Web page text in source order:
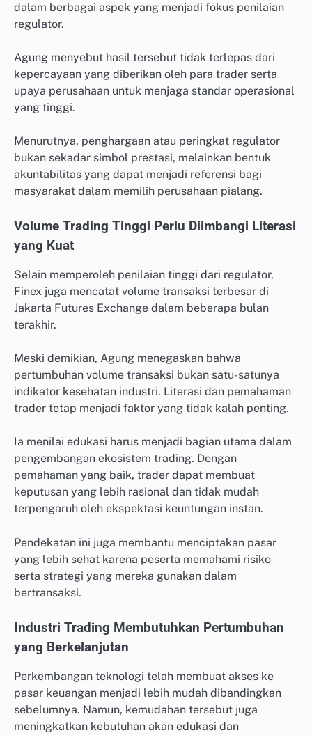
dalam berbagai aspek yang menjadi fokus penilaian
regulator.
Agung menyebut hasil tersebut tidak terlepas dari
kepercayaan yang diberikan oleh para trader serta
upaya perusahaan untuk menjaga standar operasional
yang tinggi.
Menurutnya, penghargaan atau peringkat regulator
bukan sekadar simbol prestasi, melainkan bentuk
akuntabilitas yang dapat menjadi referensi bagi
masyarakat dalam memilih perusahaan pialang.
Volume Trading Tinggi Perlu Diimbangi Literasi
yang Kuat
Selain memperoleh penilaian tinggi dari regulator,
Finex juga mencatat volume transaksi terbesar di
Jakarta Futures Exchange dalam beberapa bulan
terakhir.
Meski demikian, Agung menegaskan bahwa
pertumbuhan volume transaksi bukan satu-satunya
indikator kesehatan industri. Literasi dan pemahaman
trader tetap menjadi faktor yang tidak kalah penting.
Ia menilai edukasi harus menjadi bagian utama dalam
pengembangan ekosistem trading. Dengan
pemahaman yang baik, trader dapat membuat
keputusan yang lebih rasional dan tidak mudah
terpengaruh oleh ekspektasi keuntungan instan.
Pendekatan ini juga membantu menciptakan pasar
yang lebih sehat karena peserta memahami risiko
serta strategi yang mereka gunakan dalam
bertransaksi.
Industri Trading Membutuhkan Pertumbuhan
yang Berkelanjutan
Perkembangan teknologi telah membuat akses ke
pasar keuangan menjadi lebih mudah dibandingkan
sebelumnya. Namun, kemudahan tersebut juga
meningkatkan kebutuhan akan edukasi dan